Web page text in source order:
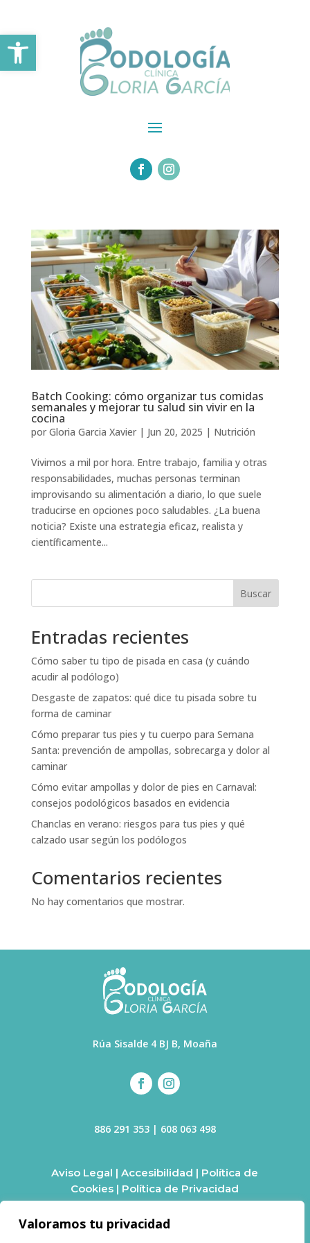
Abrir barra de herramientas
Valoramos tu privacidad
Batch Cooking: cómo organizar tus comidas
semanales y mejorar tu salud sin vivir en la
cocina
por Gloria Garcia Xavier| Jun 20, 2025 | Nutrición
Vivimos a mil por hora. Entre trabajo, familia y otras
responsabilidades, muchas personas terminan
improvisando su alimentación a diario, lo que suele
traducirse en opciones poco saludables. ¿La buena
noticia? Existe una estrategia eficaz, realista y
científicamente...
Buscar
Entradas recientes
Cómo saber tu tipo de pisada en casa (y cuándo
acudir al podólogo)
Desgaste de zapatos: qué dice tu pisada sobre tu
forma de caminar
Cómo preparar tus pies y tu cuerpo para Semana
Santa: prevención de ampollas, sobrecarga y dolor al
caminar
Cómo evitar ampollas y dolor de pies en Carnaval:
consejos podológicos basados en evidencia
Chanclas en verano: riesgos para tus pies y qué
calzado usar según los podólogos
Comentarios recientes
No hay comentarios que mostrar.
Rúa Sisalde 4 BJ B, Moaña
886 291 353| 608 063 498
Aviso Legal |Accesibilidad | Política de
Cookies | Política de Privacidad